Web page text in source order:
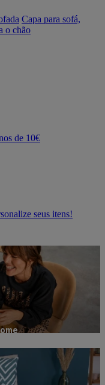
Capa para sofá,
o chão
de 10€
seus itens!